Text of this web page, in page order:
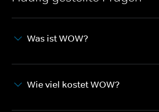
Was ist WOW?
Wie viel kostet WOW?